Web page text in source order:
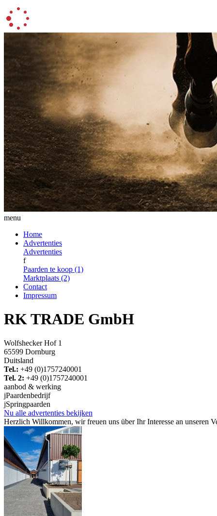
menu
Home
Advertenties
Advertenties
f
Paarden te koop (1)
Marktplaats (2)
Contact
Impressum
RK TRADE GmbH
Wolfshecker Hof 1
65599 Dornburg
Duitsland
Tel.: +49 (0)1757240001
Tel. 2: +49 (0)1757240001
aanbod & werking
jPaardenbedrijf
jSpringpaarden
Nu alle advertenties bekijken
Herzlich Willkommen, wir freuen uns über Ihr Interesse an unseren